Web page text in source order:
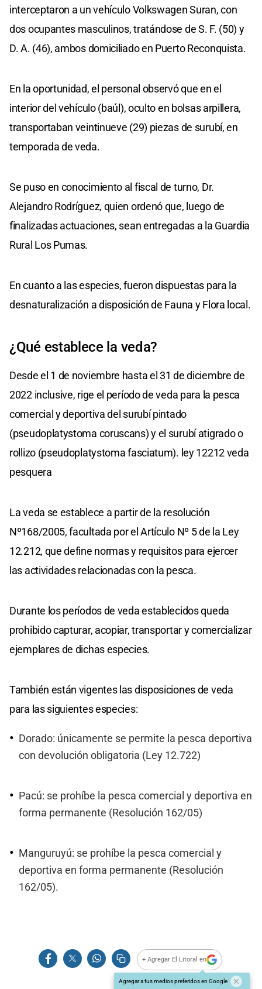
interceptaron a un vehículo Volkswagen Suran, con
dos ocupantes masculinos, tratándose de S. F. (50) y
D. A. (46), ambos domiciliado en Puerto Reconquista.
En la oportunidad, el personal observó que en el
interior del vehículo (baúl), oculto en bolsas arpillera,
transportaban veintinueve (29) piezas de surubí, en
temporada de veda.
Se puso en conocimiento al fiscal de turno, Dr.
Alejandro Rodríguez, quien ordenó que, luego de
finalizadas actuaciones, sean entregadas a la Guardia
Rural Los Pumas.
En cuanto a las especies, fueron dispuestas para la
desnaturalización a disposición de Fauna y Flora local.
¿Qué establece la veda?
Desde el 1 de noviembre hasta el 31 de diciembre de
2022 inclusive, rige el período de veda para la pesca
comercial y deportiva del surubí pintado
(pseudoplatystoma coruscans) y el surubí atigrado o
rollizo (pseudoplatystoma fasciatum). ley 12212 veda
pesquera
La veda se establece a partir de la resolución
Nº168/2005, facultada por el Artículo Nº 5 de la Ley
12.212, que define normas y requisitos para ejercer
las actividades relacionadas con la pesca.
Durante los períodos de veda establecidos queda
prohibido capturar, acopiar, transportar y comercializar
ejemplares de dichas especies.
También están vigentes las disposiciones de veda
para las siguientes especies:
Dorado: únicamente se permite la pesca deportiva
con devolución obligatoria (Ley 12.722)
Pacú: se prohíbe la pesca comercial y deportiva en
forma permanente (Resolución 162/05)
Manguruyú: se prohíbe la pesca comercial y
deportiva en forma permanente (Resolución
162/05).
+ Agregar El Litoral en
Agregar a tus medios preferidos en Google